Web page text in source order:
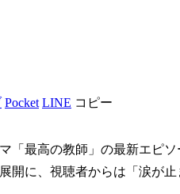
Pocket LINE コピー
「最高の教師」の最新エピ
開に、視聴者からは「涙が